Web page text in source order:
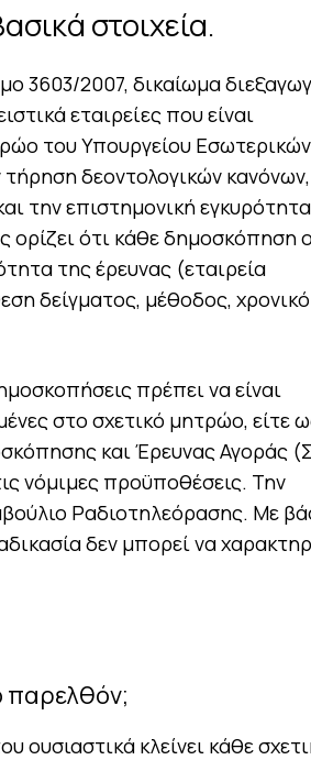
στοιχεία.
3603/2007, δικαίωμα
εταιρείες που είναι
του Υπουργείου
τήρηση δεοντολογικών
την επιστημονική
ότι κάθε δημοσκόπηση
της έρευνας (εταιρεία
δείγματος, μέθοδος, χρονικό
πρέπει να είναι
στο σχετικό μητρώο, είτε
και Έρευνας Αγοράς
νόμιμες προϋποθέσεις. Την
Ραδιοτηλεόρασης. Με
δεν μπορεί να
παρελθόν;
ουσιαστικά κλείνει κάθε